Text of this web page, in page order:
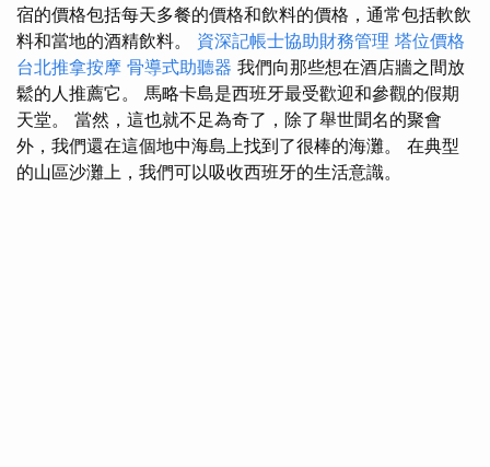
宿的價格包括每天多餐的價格和飲料的價格，通常包括軟飲
料和當地的酒精飲料。 資深記帳士協助財務管理 塔位價格
台北推拿按摩 骨導式助聽器 我們向那些想在酒店牆之間放
鬆的人推薦它。 馬略卡島是西班牙最受歡迎和參觀的假期
天堂。 當然，這也就不足為奇了，除了舉世聞名的聚會
外，我們還在這個地中海島上找到了很棒的海灘。 在典型
的山區沙灘上，我們可以吸收西班牙的生活意識。